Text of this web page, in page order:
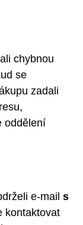
chybnou
se
zadali
oddělení
e-mail s
kontaktovat